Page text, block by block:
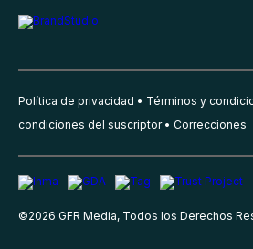
Política de privacidad Términos y
condiciones del suscriptor
Correcciones
©2026 GFR Media, Todos los Derechos